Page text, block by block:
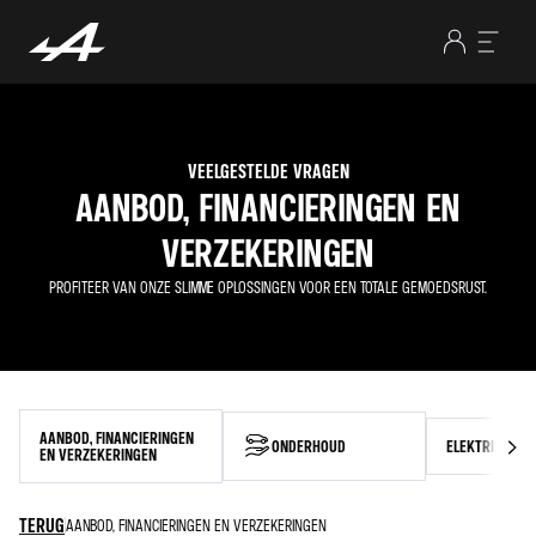
VEELGESTELDE VRAGEN
AANBOD, FINANCIERINGEN EN
VERZEKERINGEN
PROFITEER VAN ONZE SLIMME OPLOSSINGEN VOOR EEN TOTALE GEMOEDSRUST.
TERUGAANBOD, FINANCIERINGEN EN VERZEKERINGEN
AANBOD, FINANCIERINGEN
EN VERZEKERINGEN
ONDERHOUD ELEKTRISCHE